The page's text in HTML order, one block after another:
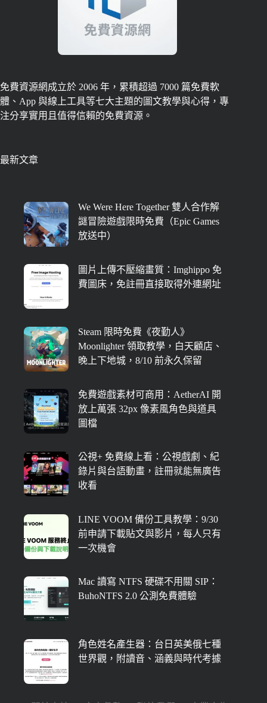
免費資源網成立於 2006 年，累積超過 7000 篇免費軟
體、App 與線上工具等七大主題的圖文教學與心得，專
注分享實用且值得信賴的免費資源。
最新文章
We Were Here Together 雙人合作解
謎冒險遊戲限時免費（Epic Games
放送中）
圖片上傳不壓縮畫質：Imghippo 免
費圖床，免註冊直接取得外連網址
Steam 限時免費《夜勤人》
Moonlighter 領取教學，白天顧店、
晚上下地城，8/10 前永久保留
免費遊戲素材可商用：AetherAI 開
放上萬張 32px 像素風角色與道具
圖檔
公視+ 免費線上看：公視戲劇、紀
錄片與台語動畫，註冊就能無廣告
收看
LINE VOOM 備份工具教學：9/30
前申請下載貼文與影片，每人只有
一次機會
Mac 讀寫 NTFS 硬碟不用關 SIP：
BuhoNTFS 2.0 公測免費體驗
角色姓名產生器：台日英美俄七種
世界觀，附讀音、涵義與時代考據